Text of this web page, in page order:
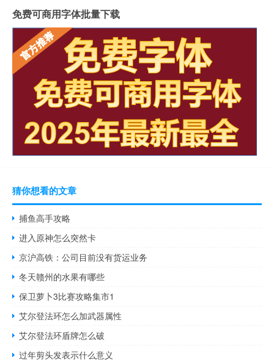
免费可商用字体批量下载
猜你想看的文章
捕鱼高手攻略
进入原神怎么突然卡
京沪高铁：公司目前没有货运业务
冬天赣州的水果有哪些
保卫萝卜3比赛攻略集市1
艾尔登法环怎么加武器属性
艾尔登法环盾牌怎么破
过年剪头发表示什么意义